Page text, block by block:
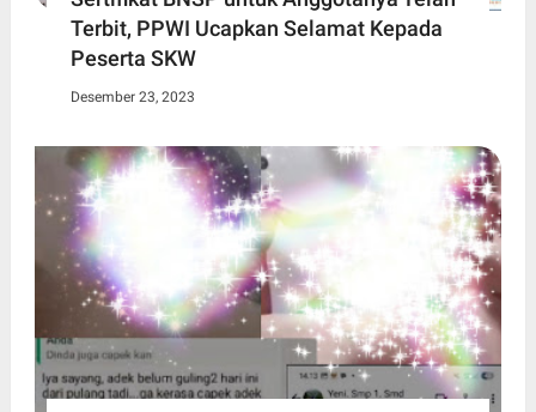
Terbit, PPWI Ucapkan Selamat Kepada
Peserta SKW
Desember 23, 2023